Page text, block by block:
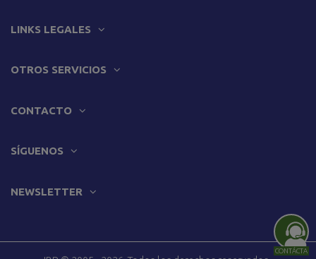
CONTÁCTA
LINKS LEGALES
OTROS SERVICIOS
CONTACTO
SÍGUENOS
NEWSLETTER